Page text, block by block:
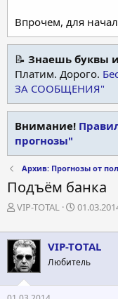
Впрочем, для
📝 Знаешь буквы
Платим. Дорого.
ЗА СООБЩЕНИЯ"
Внимание!
прогнозы"
Архив: Прогнозы от
Подъём банка
А
т
о
р
т
е
м
VIP-TOTAL
Д
т
а
а
ч
VIP-TOTAL
Любитель